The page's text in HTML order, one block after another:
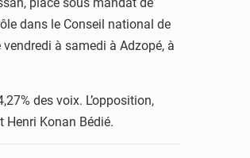
dans le Conseil national de
à samedi à Adzopé, à
des voix. L’opposition,
Konan Bédié.